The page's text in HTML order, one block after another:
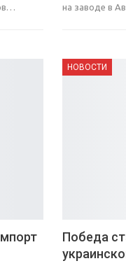
на заводе в
НОВОСТИ
Победа